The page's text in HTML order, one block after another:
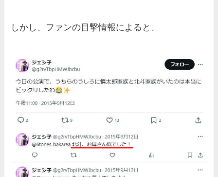
実家の両親など家族情報も全
部まとめた！
しかし、ファンの目撃情報によると、